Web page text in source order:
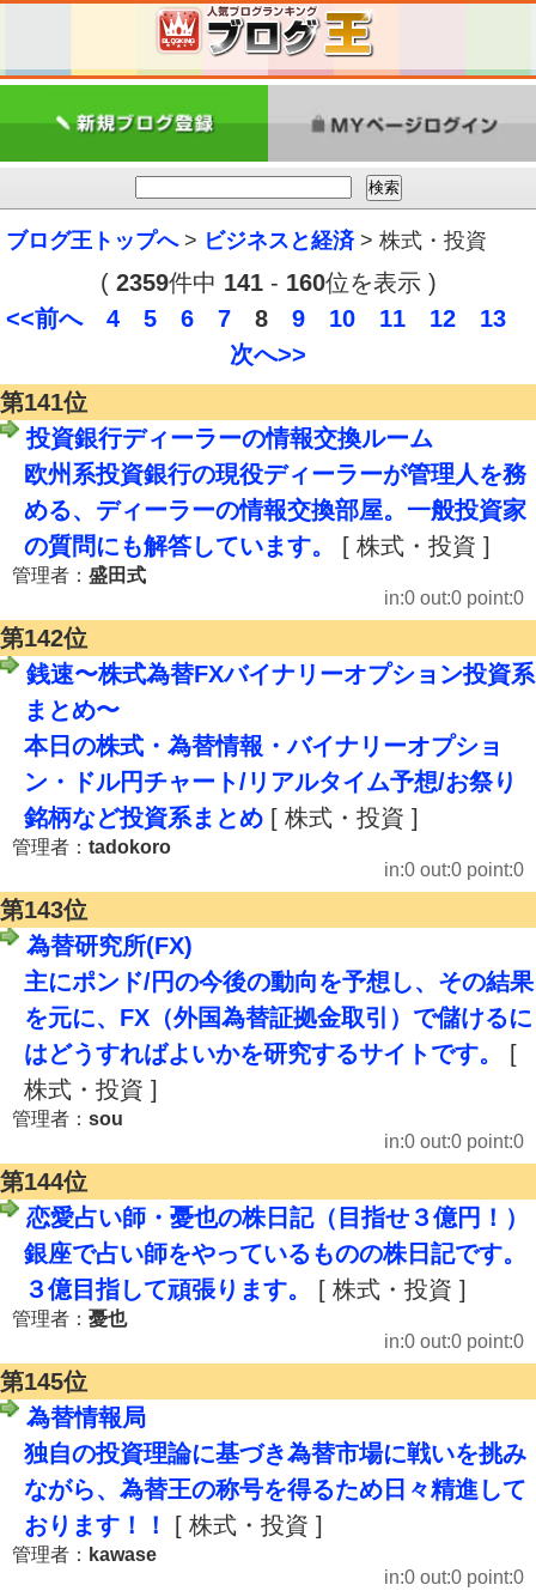
ブログ王トップへ> ビジネスと経済> 株式・投資
( 2359件中 141- 160位を表示 )
<<前へ
4 5 6 7 8 9 10 11 12
13
次へ>>
第141位
投資銀行ディーラーの情報交換ルーム
欧州系投資銀行の現役ディーラーが管理人を務
める、ディーラーの情報交換部屋。一般投資家
の質問にも解答しています。
[ 株式・投資 ]
管理者： 盛田式
in:0 out:0 point:0
第142位
銭速〜株式為替FXバイナリーオプション投資系
まとめ〜
本日の株式・為替情報・バイナリーオプショ
ン・ドル円チャート/リアルタイム予想/お祭り
銘柄など投資系まとめ [ 株式・投資 ]
管理者： tadokoro
in:0 out:0 point:0
第143位
為替研究所(FX)
主にポンド/円の今後の動向を予想し、その結果
を元に、FX（外国為替証拠金取引）で儲けるに
はどうすればよいかを研究するサイトです。
[
株式・投資 ]
管理者： sou
in:0 out:0 point:0
第144位
恋愛占い師・憂也の株日記（目指せ３億円！）
銀座で占い師をやっているものの株日記です。
３億目指して頑張ります。
[ 株式・投資 ]
管理者： 憂也
in:0 out:0 point:0
第145位
為替情報局
独自の投資理論に基づき為替市場に戦いを挑み
ながら、為替王の称号を得るため日々精進して
おります！！
[ 株式・投資 ]
管理者： kawase
in:0 out:0 point:0